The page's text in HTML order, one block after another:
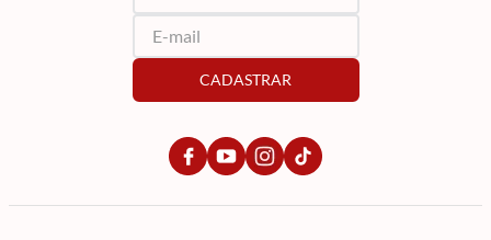
CADASTRAR